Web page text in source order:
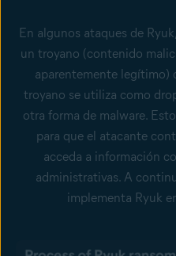
En algunos ataques de
un troyano (contenido
aparentemente legítimo)
troyano se utiliza como
otra forma de malware.
para que el atacante
acceda a información
administrativas. A
implementa Ryuk